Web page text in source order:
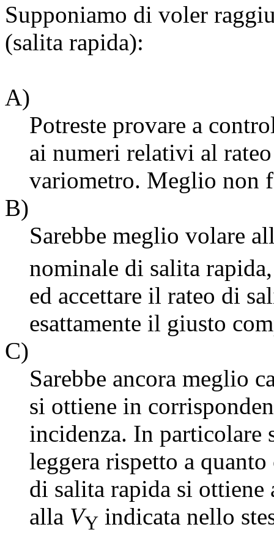
Supponiamo di voler
(salita rapida):
A)
Potreste provare a
ai numeri relativi al
variometro. Meglio non
B)
Sarebbe meglio volare
nominale di salita
ed accettare il rateo di
esattamente il giusto
C)
Sarebbe ancora meglio
si ottiene in
incidenza. In particolare
leggera rispetto a
di salita rapida si
alla VY indicata nello